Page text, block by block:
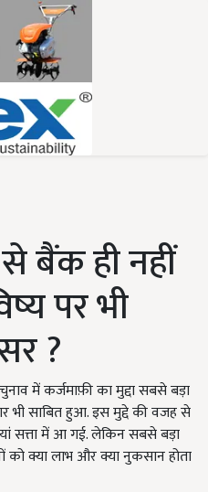
बैंक ही नहीं
पर भी
?
में कर्जमाफ़ी का मुद्दा सबसे बड़ा
भी साबित हुआ. इस मुद्दे की वजह से
सत्ता में आ गई. लेकिन सबसे बड़ा
क्या लाभ और क्या नुकसान होता